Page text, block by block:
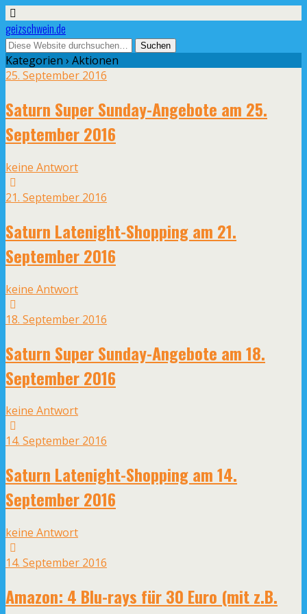
geizschwein.de
Kategorien › Aktionen
25. September 2016
Saturn Super Sunday-Angebote am 25.
September 2016
keine Antwort
21. September 2016
Saturn Latenight-Shopping am 21.
September 2016
keine Antwort
18. September 2016
Saturn Super Sunday-Angebote am 18.
September 2016
keine Antwort
14. September 2016
Saturn Latenight-Shopping am 14.
September 2016
keine Antwort
14. September 2016
Amazon: 4 Blu-rays für 30 Euro (mit z.B.